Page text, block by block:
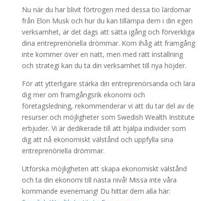
Nu när du har blivit förtrogen med dessa tio lärdomar
från Elon Musk och hur du kan tillämpa dem i din egen
verksamhet, är det dags att sätta igång och förverkliga
dina entreprenöriella drömmar. Kom ihåg att framgång
inte kommer över en natt, men med rätt inställning
och strategi kan du ta din verksamhet till nya höjder.
För att ytterligare stärka din entreprenörsanda och lära
dig mer om framgångsrik ekonomi och
företagsledning, rekommenderar vi att du tar del av de
resurser och möjligheter som Swedish Wealth Institute
erbjuder. Vi är dedikerade till att hjälpa individer som
dig att nå ekonomiskt välstånd och uppfylla sina
entreprenöriella drömmar.
Utforska möjligheten att skapa ekonomiskt välstånd
och ta din ekonomi till nästa nivå! Missa inte våra
kommande evenemang! Du hittar dem alla här: